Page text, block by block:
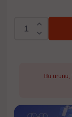
Bu ürünü,